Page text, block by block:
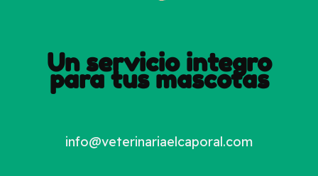
Un servicio integro
para tus mascotas
info@veterinariaelcaporal.com